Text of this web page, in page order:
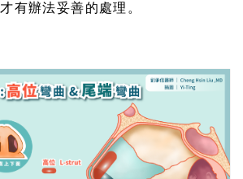
才有辦法妥善的處理。